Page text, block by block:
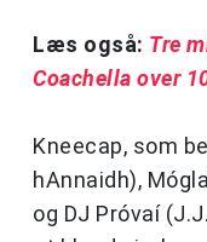
Læs også: Tre
Coachella over
Kneecap, som
hAnnaidh),
og DJ Próvaí